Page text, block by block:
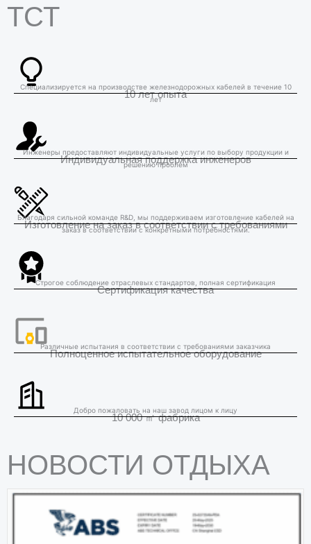
ТСТ
10 лет опыта
Специализируется на производстве железнодорожных кабелей в течение 10
лет
Индивидуальная поддержка инженеров
Инженеры предоставляют индивидуальные услуги по выбору продукции и
решению проблем
Изготовление на заказ в соответствии с требованиями
Благодаря сильной команде R&D, мы поддерживаем изготовление кабелей на
заказ в соответствии с конкретными потребностями.
Сертификация качества
Строгое соблюдение отраслевых стандартов, полная сертификация
Полноценное испытательное оборудование
Различные испытания в соответствии с требованиями заказчика
10 000 ㎡ фабрика
Добро пожаловать на наш завод лицом к лицу
НОВОСТИ ОТДЫХА